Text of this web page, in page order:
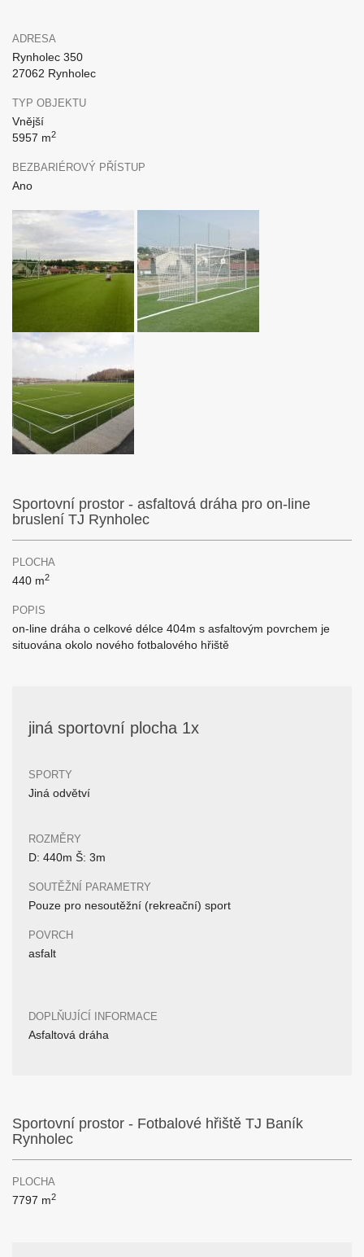
ADRESA
Rynholec 350
27062 Rynholec
TYP OBJEKTU
Vnější
5957 m2
BEZBARIÉROVÝ PŘÍSTUP
Ano
Sportovní prostor - asfaltová dráha pro on-line
bruslení TJ Rynholec
PLOCHA
440 m2
POPIS
on-line dráha o celkové délce 404m s asfaltovým povrchem je
situována okolo nového fotbalového hřiště
jiná sportovní plocha 1x
SPORTY
Jiná odvětví
ROZMĚRY
D: 440m Š: 3m
SOUTĚŽNÍ PARAMETRY
Pouze pro nesoutěžní (rekreační) sport
POVRCH
asfalt
DOPLŇUJÍCÍ INFORMACE
Asfaltová dráha
Sportovní prostor - Fotbalové hřiště TJ Baník
Rynholec
PLOCHA
7797 m2